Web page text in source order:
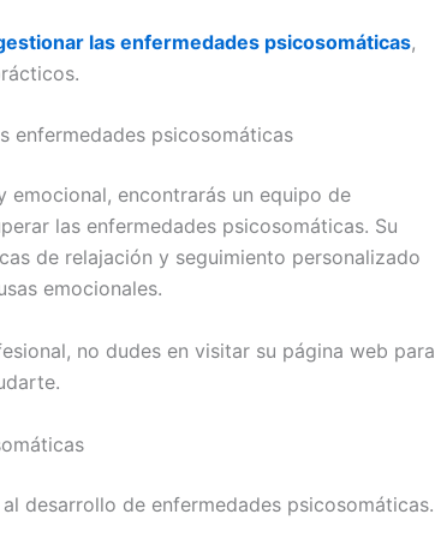
las enfermedades psicosomáticas,
enfermedades psicosomáticas
emocional, encontrarás un equipo de
las enfermedades psicosomáticas. Su
de relajación y seguimiento personalizado
emocionales.
no dudes en visitar su página web para
desarrollo de enfermedades psicosomáticas.